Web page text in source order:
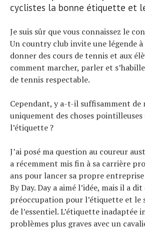
cyclistes la bonne étiquette et
Je suis sûr que vous connaissez le
Un country club invite une légende
donner des cours de tennis et aux
comment marcher, parler et
de tennis respectable.
Cependant, y a-t-il suffisamment de
uniquement des choses
l’étiquette ?
J’ai posé ma question au coureur
a récemment mis fin à sa carrière
ans pour lancer sa propre entreprise
By Day. Day a aimé l’idée, mais il a
préoccupation pour l’étiquette et le
de l’essentiel. L’étiquette inadaptée
problèmes plus graves avec un